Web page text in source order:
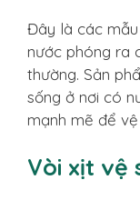
Đây là các
nước phóng ra
thường. Sản
sống ở nơi có
mạnh mẽ để
Vòi xịt vệ